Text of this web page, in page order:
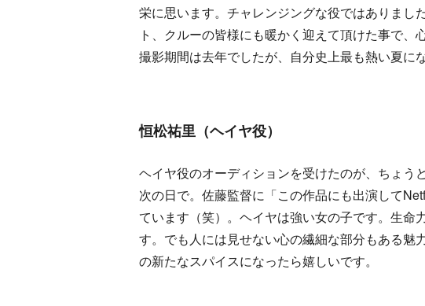
栄に思います。チャレンジングな役ではありまし
ト、クルーの皆様にも暖かく迎えて頂けた事で、
撮影期間は去年でしたが、自分史上最も熱い夏に
恒松祐里（ヘイヤ役）
ヘイヤ役のオーディションを受けたのが、ちょう
次の日で。佐藤監督に「この作品にも出演して
ています（笑）。ヘイヤは強い女の子です。生
す。でも人には見せない心の繊細な部分もある魅
の新たなスパイスになったら嬉しいです。